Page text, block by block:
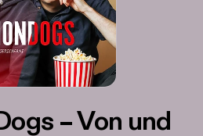
– Von und